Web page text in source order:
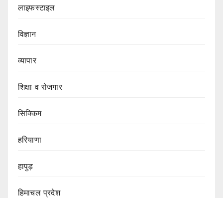
लाइफस्टाइल
विज्ञान
व्यापार
शिक्षा व रोजगार
सिक्किम
हरियाणा
हापुड़
हिमाचल प्रदेश